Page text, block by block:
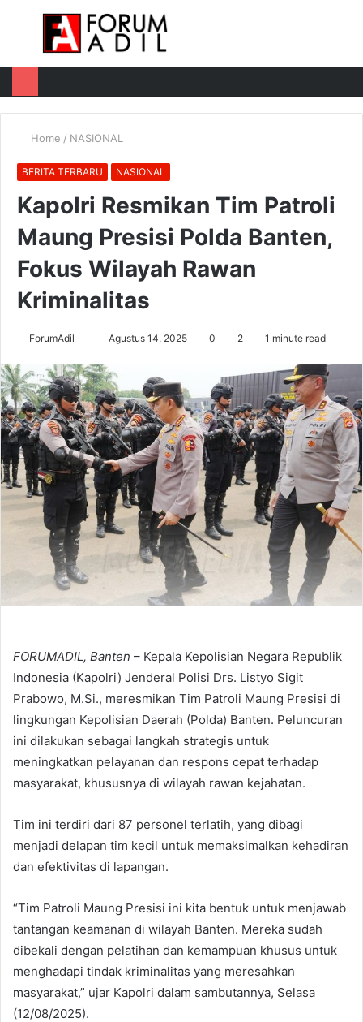
Menu
Home / NASIONAL
BERITA TERBARU NASIONAL
Kapolri Resmikan Tim Patroli
Maung Presisi Polda Banten,
Fokus Wilayah Rawan
Kriminalitas
ForumAdil
email
Agustus 14, 2025 0 2 1 minute read
FORUMADIL, Banten – Kepala Kepolisian Negara Republik
Indonesia (Kapolri) Jenderal Polisi Drs. Listyo Sigit
Prabowo, M.Si., meresmikan Tim Patroli Maung Presisi di
lingkungan Kepolisian Daerah (Polda) Banten. Peluncuran
ini dilakukan sebagai langkah strategis untuk
meningkatkan pelayanan dan respons cepat terhadap
masyarakat, khususnya di wilayah rawan kejahatan.
Tim ini terdiri dari 87 personel terlatih, yang dibagi
menjadi delapan tim kecil untuk memaksimalkan kehadiran
dan efektivitas di lapangan.
“Tim Patroli Maung Presisi ini kita bentuk untuk menjawab
tantangan keamanan di wilayah Banten. Mereka sudah
dibekali dengan pelatihan dan kemampuan khusus untuk
menghadapi tindak kriminalitas yang meresahkan
masyarakat,” ujar Kapolri dalam sambutannya, Selasa
(12/08/2025).